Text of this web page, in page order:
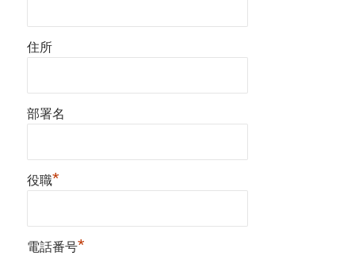
住所
部署名
役職*
電話番号*